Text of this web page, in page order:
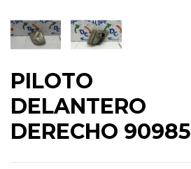
PILOTO
DELANTERO
DERECHO 90985